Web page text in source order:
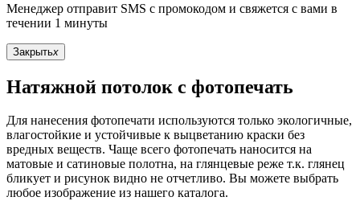
Менеджер отправит SMS с промокодом и свяжется с вами в
течении 1 минуты
Закрытьx
Натяжной потолок с фотопечать
Для нанесения фотопечати используются только экологичные,
влагостойкие и устойчивые к выцветанию краски без
вредных веществ. Чаще всего фотопечать наносится на
матовые и сатиновые полотна, на глянцевые реже т.к. глянец
бликует и рисунок видно не отчетливо. Вы можете выбрать
любое изображение из нашего каталога.